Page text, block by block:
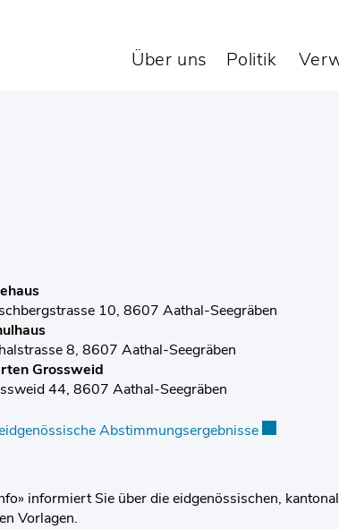
Über uns Politik
vom 15. Mai
10, 8607 Aathal-Seegräben
8, 8607 Aathal-Seegräben
Grossweid
44, 8607 Aathal-Seegräben
AbstimmungsergebnisseExterner
informiert Sie über die eidgenössischen,
Vorlagen.